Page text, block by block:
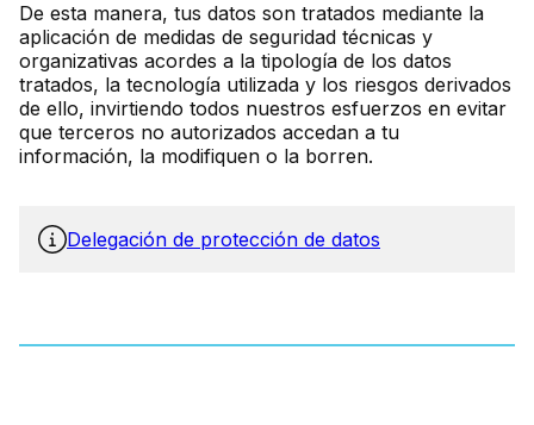
De esta manera, tus datos son tratados mediante la
aplicación de medidas de seguridad técnicas y
organizativas acordes a la tipología de los datos
tratados, la tecnología utilizada y los riesgos derivados
de ello, invirtiendo todos nuestros esfuerzos en evitar
que terceros no autorizados accedan a tu
información, la modifiquen o la borren.
Delegación de protección de datos